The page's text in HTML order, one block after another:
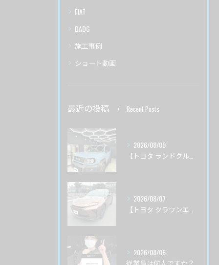
FIAT
DADG
施工事例
ショート動画
最近の投稿 Recent Posts
2026/08/09
2026/08/07
2026/08/06
従業員は何人ですか？